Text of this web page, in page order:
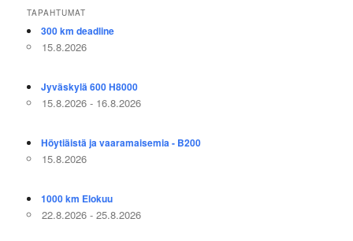
TAPAHTUMAT
300 km deadline
15.8.2026
Jyväskylä 600 H8000
15.8.2026 - 16.8.2026
Höytiäistä ja vaaramaisemia - B200
15.8.2026
1000 km Elokuu
22.8.2026 - 25.8.2026